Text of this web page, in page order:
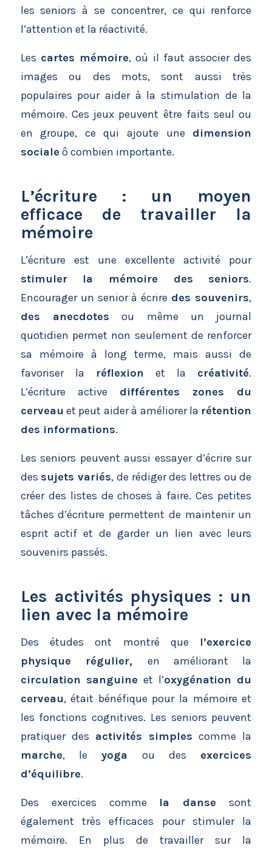
les seniors à se concentrer, ce qui renforce
l’attention et la réactivité.
Les cartes mémoire, où il faut associer des
images ou des mots, sont aussi très
populaires pour aider à la stimulation de la
mémoire. Ces jeux peuvent être faits seul ou
en groupe, ce qui ajoute une dimension
sociale ô combien importante.
L’écriture : un moyen
efficace de travailler la
mémoire
L’écriture est une excellente activité pour
stimuler la mémoire des seniors.
Encourager un senior à écrire des souvenirs,
des anecdotes ou même un journal
quotidien permet non seulement de renforcer
sa mémoire à long terme, mais aussi de
favoriser la réflexion et la créativité.
L’écriture active différentes zones du
cerveau et peut aider à améliorer la rétention
des informations.
Les seniors peuvent aussi essayer d’écrire sur
des sujets variés, de rédiger des lettres ou de
créer des listes de choses à faire. Ces petites
tâches d’écriture permettent de maintenir un
esprit actif et de garder un lien avec leurs
souvenirs passés.
Les activités physiques : un
lien avec la mémoire
Des études ont montré que l’exercice
physique régulier, en améliorant la
circulation sanguine et l’oxygénation du
cerveau, était bénéfique pour la mémoire et
les fonctions cognitives. Les seniors peuvent
pratiquer des activités simples comme la
marche, leyoga ou des exercices
d’équilibre.
Des exercices comme la danse sont
également très efficaces pour stimuler la
mémoire. En plus de travailler sur la